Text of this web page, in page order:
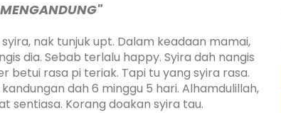
nak tunjuk upt. Dalam keadaan mamai,
dia. Sebab terlalu happy. Syira dah nangis
betui rasa pi teriak. Tapi tu yang syira rasa.
dah 6 minggu 5 hari. Alhamdulillah,
sentiasa. Korang doakan syira tau.